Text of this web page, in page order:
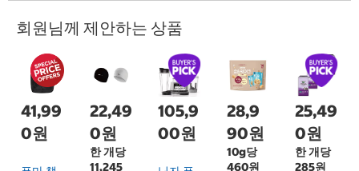
회원님께 제안하는 상품
41,99
0원
22,49
0원
한 개당
11,245
105,9
00원
28,9
90원
10g당
460원
25,49
0원
한 개당
285원